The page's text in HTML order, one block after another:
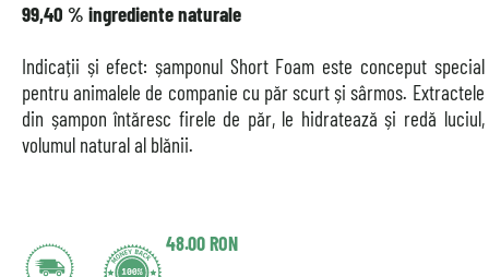
99,40 % ingrediente naturale
Indicații și efect: șamponul Short Foam este conceput special
pentru animalele de companie cu păr scurt și sârmos. Extractele
din șampon întăresc firele de păr, le hidratează și redă luciul,
volumul natural al blănii.
48.00RON